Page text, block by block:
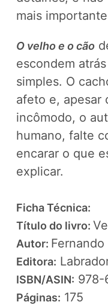
mais
O velho e o cão
escondem
simples. O
afeto e, apesar
incômodo, o
humano, falte
encarar o que
explicar.
Ficha Técnica:
Título do livro:
Autor:
Editora:
ISBN/ASIN: 978-
Páginas: 175